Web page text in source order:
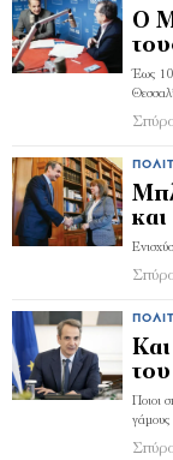
Ο
Έως
Ποιοι
γάμους